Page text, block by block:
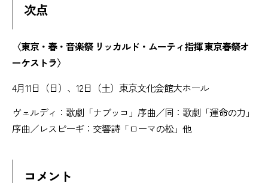
次点
〈東京・春・音楽祭 リッカルド・ムーティ指揮 東京春祭オ
ーケストラ〉
4月11日（日）、12日（土）東京文化会館大ホール
ヴェルディ：歌劇「ナブッコ」序曲／同：歌劇「運命の力」
序曲／レスピーギ：交響詩「ローマの松」他
コメント